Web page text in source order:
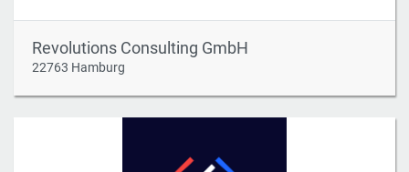
Revolutions Consulting GmbH
22763 Hamburg